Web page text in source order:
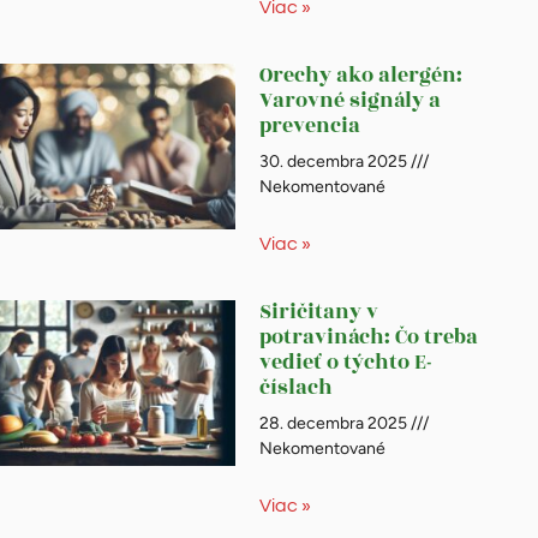
Viac »
Orechy ako alergén:
Varovné signály a
prevencia
30. decembra 2025
Nekomentované
Viac »
Siričitany v
potravinách: Čo treba
vedieť o týchto E-
číslach
28. decembra 2025
Nekomentované
Viac »